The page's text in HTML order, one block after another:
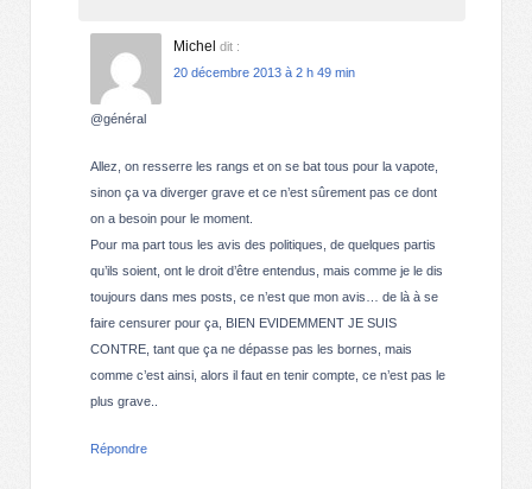
Michel dit :
20 décembre 2013 à 2 h 49 min
@général
Allez, on resserre les rangs et on se bat tous pour la vapote,
sinon ça va diverger grave et ce n’est sûrement pas ce dont
on a besoin pour le moment.
Pour ma part tous les avis des politiques, de quelques partis
qu’ils soient, ont le droit d’être entendus, mais comme je le dis
toujours dans mes posts, ce n’est que mon avis… de là à se
faire censurer pour ça, BIEN EVIDEMMENT JE SUIS
CONTRE, tant que ça ne dépasse pas les bornes, mais
comme c’est ainsi, alors il faut en tenir compte, ce n’est pas le
plus grave..
Répondre